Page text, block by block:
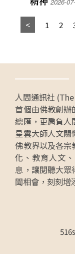
2026-
1 2
人間通訊社
首個由佛教創
總匯，更肩負人
星雲大師人文
佛教界以及各宗
化、教育人文
息，讓閱聽大
聞相會，刻刻增